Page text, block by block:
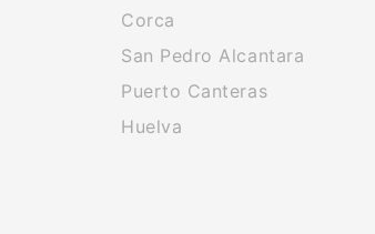
Corca
San Pedro Alcantara
Puerto Canteras
Huelva